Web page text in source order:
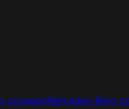
occasionMercedes-Benz